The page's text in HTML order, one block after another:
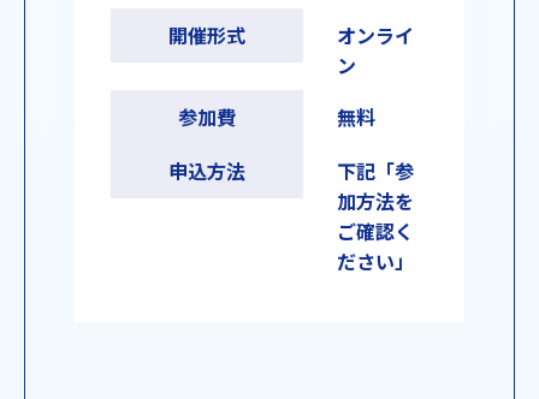
開催形式
オンライ
ン
参加費
無料
申込方法
下記「参
加方法を
ご確認く
ださい」